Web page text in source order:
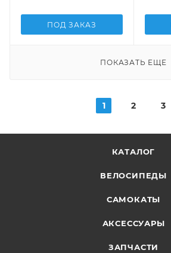
ПОД ЗАКАЗ
ПОКАЗАТЬ ЕЩЕ
1 2 3
КАТАЛОГ
ВЕЛОСИПЕДЫ
САМОКАТЫ
АКСЕССУАРЫ
ЗАПЧАСТИ